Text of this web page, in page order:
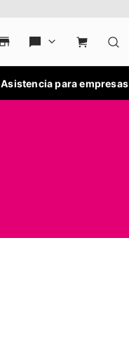
Asistencia para empresas